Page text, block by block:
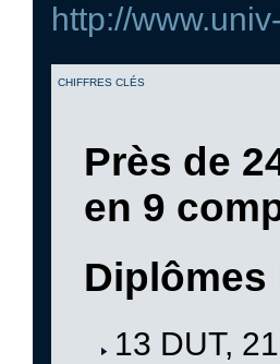
http://
CHIFFRES CLÉS
Près de
en 9
Diplômes
13 DUT,